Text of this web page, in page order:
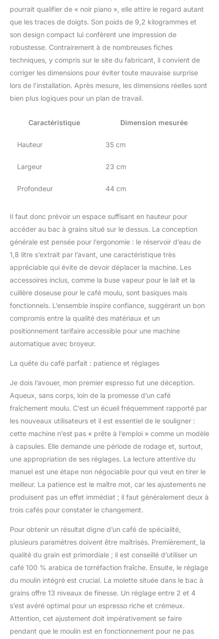
pourrait qualifier de « noir piano », elle attire le regard autant
que les traces de doigts. Son poids de 9,2 kilogrammes et
son design compact lui confèrent une impression de
robustesse. Contrairement à de nombreuses fiches
techniques, y compris sur le site du fabricant, il convient de
corriger les dimensions pour éviter toute mauvaise surprise
lors de l’installation. Après mesure, les dimensions réelles sont
bien plus logiques pour un plan de travail.
Caractéristique Dimension mesurée
Hauteur 35 cm
Largeur 23 cm
Profondeur 44 cm
Il faut donc prévoir un espace suffisant en hauteur pour
accéder au bac à grains situé sur le dessus. La conception
générale est pensée pour l’ergonomie : le réservoir d’eau de
1,8 litre s’extrait par l’avant, une caractéristique très
appréciable qui évite de devoir déplacer la machine. Les
accessoires inclus, comme la buse vapeur pour le lait et la
cuillère doseuse pour le café moulu, sont basiques mais
fonctionnels. L’ensemble inspire confiance, suggérant un bon
compromis entre la qualité des matériaux et un
positionnement tarifaire accessible pour une machine
automatique avec broyeur.
La quête du café parfait : patience et réglages
Je dois l’avouer, mon premier espresso fut une déception.
Aqueux, sans corps, loin de la promesse d’un café
fraîchement moulu. C’est un écueil fréquemment rapporté par
les nouveaux utilisateurs et il est essentiel de le souligner :
cette machine n’est pas « prête à l’emploi » comme un modèle
à capsules. Elle demande une période de rodage et, surtout,
une appropriation de ses réglages. La lecture attentive du
manuel est une étape non négociable pour qui veut en tirer le
meilleur. La patience est le maître mot, car les ajustements ne
produisent pas un effet immédiat ; il faut généralement deux à
trois cafés pour constater le changement.
Pour obtenir un résultat digne d’un café de spécialité,
plusieurs paramètres doivent être maîtrisés. Premièrement, la
qualité du grain est primordiale ; il est conseillé d’utiliser un
café 100 % arabica de torréfaction fraîche. Ensuite, le réglage
du moulin intégré est crucial. La molette située dans le bac à
grains offre 13 niveaux de finesse. Un réglage entre 2 et 4
s’est avéré optimal pour un espresso riche et crémeux.
Attention, cet ajustement doit impérativement se faire
pendant que le moulin est en fonctionnement pour ne pas